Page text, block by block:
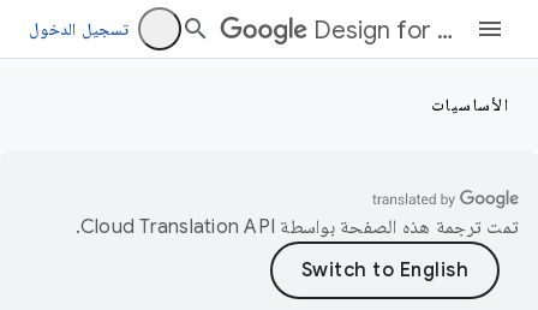
Design for Driving تسجيل الدخول
الأساسيات
تمت ترجمة هذه الصفحة بواسطة Cloud Translation API‏
.